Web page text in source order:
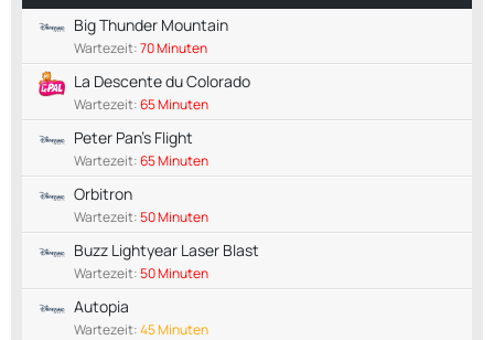
Big Thunder Mountain
Wartezeit:70 Minuten
La Descente du Colorado
Wartezeit:65 Minuten
Peter Pan's Flight
Wartezeit:65 Minuten
Orbitron
Wartezeit:50 Minuten
Buzz Lightyear Laser Blast
Wartezeit:50 Minuten
Autopia
Wartezeit:45 Minuten